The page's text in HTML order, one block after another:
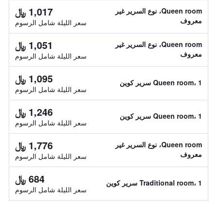
Queen room، نوع السرير غير
معروف
1,017 ﷼
سعر الليلة شامل الرسوم
Queen room، نوع السرير غير
معروف
1,051 ﷼
سعر الليلة شامل الرسوم
Queen room، 1 سرير كوين 1,095 ﷼
سعر الليلة شامل الرسوم
Queen room، 1 سرير كوين 1,246 ﷼
سعر الليلة شامل الرسوم
Queen room، نوع السرير غير
معروف
1,776 ﷼
سعر الليلة شامل الرسوم
Traditional room، 1 سرير كوين 684 ﷼
سعر الليلة شامل الرسوم